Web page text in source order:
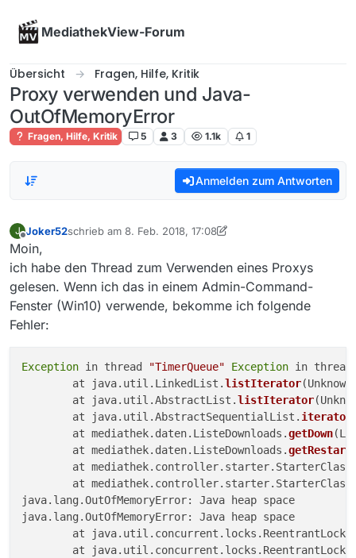
MediathekView-Forum
Übersicht Fragen, Hilfe, Kritik
Proxy verwenden und Java-
OutOfMemoryError
Fragen, Hilfe, Kritik 5 3 1.1k 1
Anmelden zum Antworten
J
Offline
Joker52schrieb am 8. Feb. 2018, 17:08
zuletzt editiert von Nicklas27512. Aug. 2018, 18:26
Moin,
ich habe den Thread zum Verwenden eines Proxys
gelesen. Wenn ich das in einem Admin-Command-
Fenster (Win10) verwende, bekomme ich folgende
Fehler:
Exception in thread "TimerQueue" Exception in
        at java.util.LinkedList.
listIterator
        at java.util.AbstractList.
listIterator
        at java.util.AbstractSequentialList.
iterator
        at mediathek.daten.ListeDownloads.
getDown
        at mediathek.daten.ListeDownloads.
        at mediathek.controller.starter.StarterClass
        at mediathek.controller.starter.StarterClass
java.lang.OutOfMemoryError: Java heap space
java.lang.OutOfMemoryError: Java heap space
        at java.util.concurrent.locks.ReentrantLock
        at java.util.concurrent.locks.ReentrantLock.